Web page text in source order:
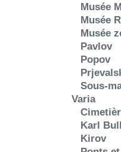
Musée
Musée
Musée
Pavlov
Popov
Sous-
Varia
Karl
Kirov